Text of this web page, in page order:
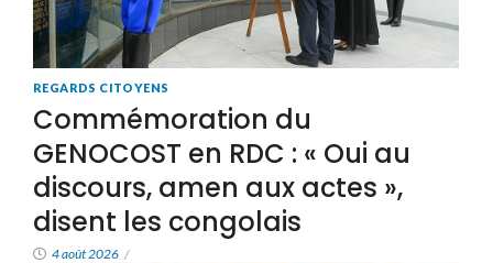
REGARDS CITOYENS
Commémoration du
GENOCOST en RDC : « Oui au
discours, amen aux actes »,
disent les congolais
4 août 2026 /